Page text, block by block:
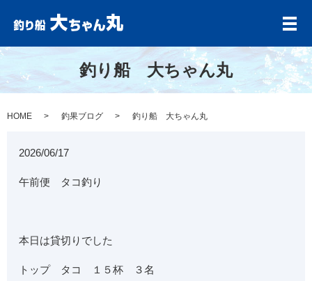
メ
釣り船 大ちゃん丸
HOME 釣果ブログ 釣り船 大ちゃん丸
2026/06/17
午前便 タコ釣り
本日は貸切りでした
トップ タコ １５杯 ３名